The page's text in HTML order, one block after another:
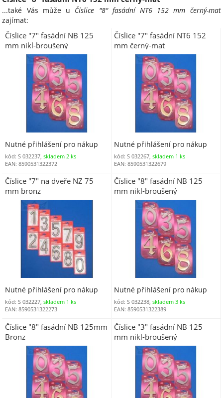
...také Vás může u Číslice "8" fasádní NT6 152 mm černý-mat
zajímat:
Číslice "7" fasádní NB 125
mm nikl-broušený
Nutné přihlášení pro nákup
kód: S 032237, skladem 2 ks
EAN: 8590531322372
Číslice "7" fasádní NT6 152
mm černý-mat
Nutné přihlášení pro nákup
kód: S 032267,skladem 1 ks
EAN: 8590531322679
Číslice "7" na dveře NZ 75
mm bronz
Nutné přihlášení pro nákup
kód: S 032227, skladem 1 ks
EAN: 8590531322273
Číslice "8" fasádní NB 125
mm nikl-broušený
Nutné přihlášení pro nákup
kód: S 032238,skladem 3 ks
EAN: 8590531322389
Číslice "8" fasádní NB 125mm
Bronz
Číslice "3" fasádní NB 125
mm nikl-broušený